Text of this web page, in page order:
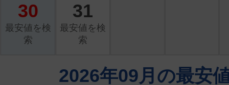
30
最安値を検
索
31
最安値を検
索
2026年09月の最安